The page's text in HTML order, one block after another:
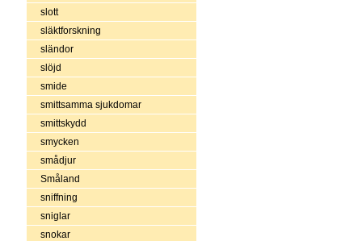
slott
släktforskning
sländor
slöjd
smide
smittsamma sjukdomar
smittskydd
smycken
smådjur
Småland
sniffning
sniglar
snokar